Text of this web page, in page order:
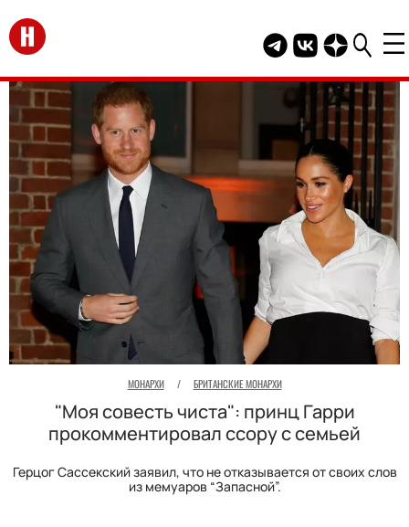
Перейти на главную
Telegram канал
Группа HELLO
Канал
МОНАРХИ / БРИТАНСКИЕ МОНАРХИ
"Моя совесть чиста": принц Гарри
прокомментировал ссору с семьeй
Герцог Сассекский заявил, что не отказывается от своих слов
из мемуаров “Запасной”.